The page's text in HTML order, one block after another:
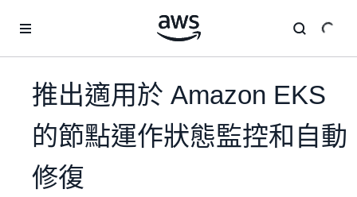
推出適用於 Amazon EKS
的節點運作狀態監控和自動
修復